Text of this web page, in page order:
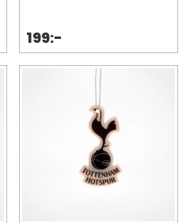
199:-